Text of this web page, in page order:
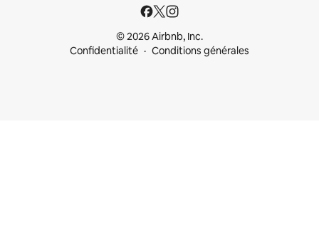
© 2026 Airbnb, Inc.
Confidentialité
Conditions générales